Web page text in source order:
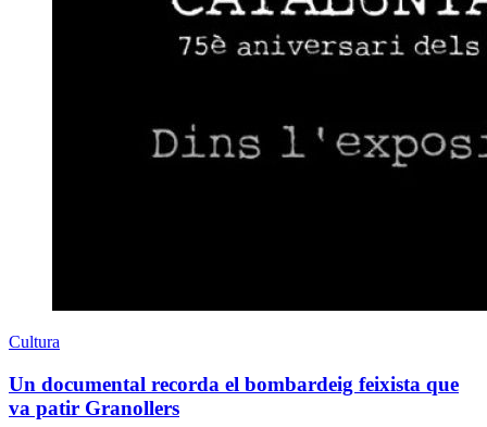
Cultura
Un documental recorda el bombardeig feixista que
va patir Granollers